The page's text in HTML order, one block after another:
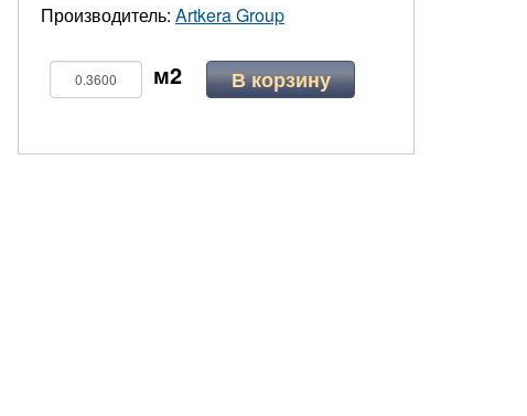
Производитель: Artkera Group
В корзину